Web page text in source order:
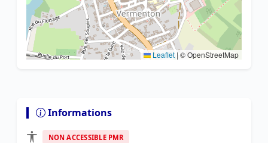
Leaflet | © OpenStreetMap
Informations
NON ACCESSIBLE PMR